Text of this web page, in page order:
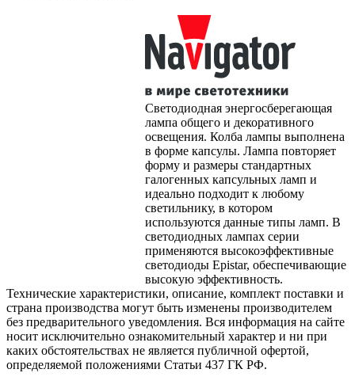
Светодиодная энергосберегающая
лампа общего и декоративного
освещения. Колба лампы выполнена
в форме капсулы. Лампа повторяет
форму и размеры стандартных
галогенных капсульных ламп и
идеально подходит к любому
светильнику, в котором
используются данные типы ламп. В
светодиодных лампах серии
применяются высокоэффективные
светодиоды Epistar, обеспечивающие
высокую эффективность.
Технические характеристики, описание, комплект поставки и
страна производства могут быть изменены производителем
без предварительного уведомления. Вся информация на сайте
носит исключительно ознакомительный характер и ни при
каких обстоятельствах не является публичной офертой,
определяемой положениями Статьи 437 ГК РФ.